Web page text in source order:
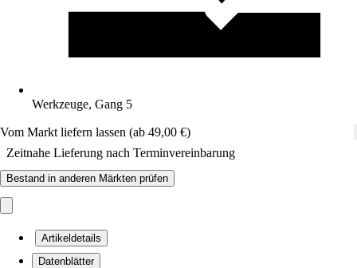
Werkzeuge, Gang 5
Vom Markt liefern lassen (ab 49,00 €)
Zeitnahe Lieferung nach Terminvereinbarung
Bestand in anderen Märkten prüfen
Artikeldetails
Datenblätter